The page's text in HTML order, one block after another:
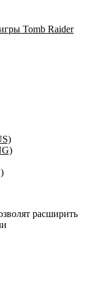
Tomb Raider
расширить